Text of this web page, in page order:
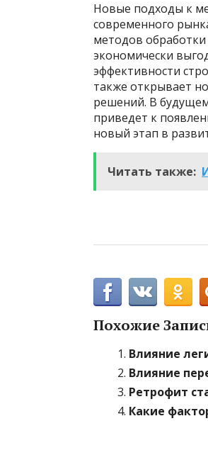
Новые подходы к
современного
методов
экономически
эффективности
также открывает
решений. В
приведет к
новый этап в
Читать также:
Похожие
Влияние
Влияние
Ретрофит
Какие